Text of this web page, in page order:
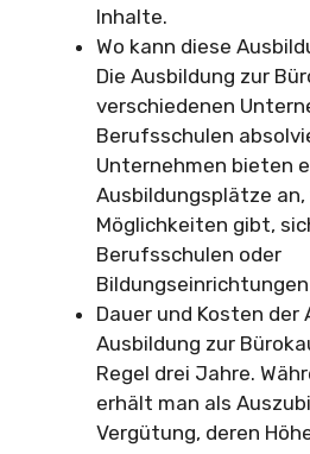
Inhalte.
Wo kann diese
Die Ausbildung zur
verschiedenen
Berufsschulen
Unternehmen bieten
Ausbildungsplätze
Möglichkeiten gibt,
Berufsschulen oder
Dauer und Kosten der
Ausbildung zur
Regel drei Jahre.
erhält man als
Vergütung, deren